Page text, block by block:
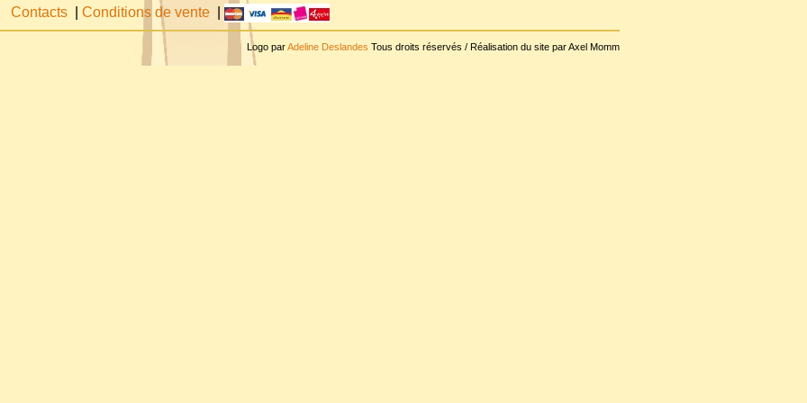
Contacts |Conditions de vente |
Logo parAdeline Deslandes Tous droits réservés / Réalisation du site par Axel Momm